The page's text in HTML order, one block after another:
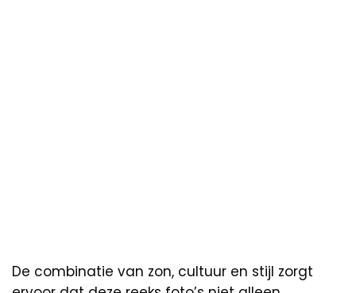
De combinatie van zon, cultuur en stijl zorgt